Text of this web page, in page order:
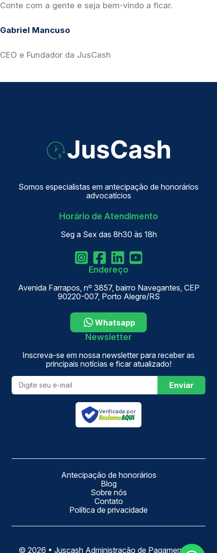
Conte com a gente e seja bem-vindo a ficar.
Gabriel Mancuso
CEO e Fundador da JusCash
Somos especialistas em antecipação de honorários
advocatícios
Horário de Atendimento
Seg a Sex das 8h30 às 18h
Endereço
Avenida Farrapos, nº 3857, bairro Navegantes, CEP
90220-007, Porto Alegre/RS
Whatsapp
Newsletter
Inscreva-se em nossa newsletter para receber as
principais notícias e ficar atualizado!
Enviar
Verificada por
Antecipação de honorários
Blog
Sobre nós
Contato
Política de privacidade
© 2026 • Juscash Administração de Pagamentos e